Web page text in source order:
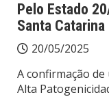
Pelo Estado
Santa Catarina
20/05/2025
A confirmação
Alta